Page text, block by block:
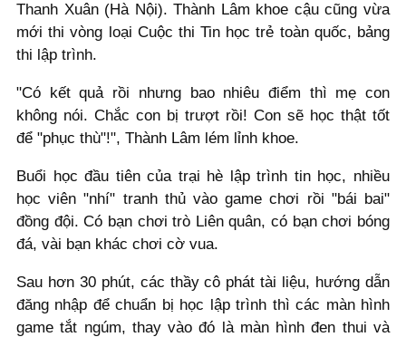
Thanh Xuân (Hà Nội). Thành Lâm khoe cậu cũng vừa
mới thi vòng loại Cuộc thi Tin học trẻ toàn quốc, bảng
thi lập trình.
"Có kết quả rồi nhưng bao nhiêu điểm thì mẹ con
không nói. Chắc con bị trượt rồi! Con sẽ học thật tốt
để "phục thù"!", Thành Lâm lém lỉnh khoe.
Buổi học đầu tiên của trại hè lập trình tin học, nhiều
học viên "nhí" tranh thủ vào game chơi rồi "bái bai"
đồng đội. Có bạn chơi trò Liên quân, có bạn chơi bóng
đá, vài bạn khác chơi cờ vua.
Sau hơn 30 phút, các thầy cô phát tài liệu, hướng dẫn
đăng nhập để chuẩn bị học lập trình thì các màn hình
game tắt ngúm, thay vào đó là màn hình đen thui và